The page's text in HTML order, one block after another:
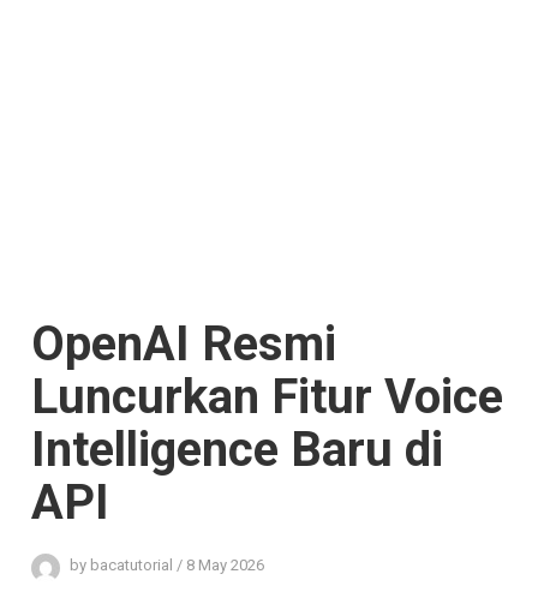
OpenAI Resmi
Luncurkan Fitur Voice
Intelligence Baru di
API
by bacatutorial / 8 May 2026